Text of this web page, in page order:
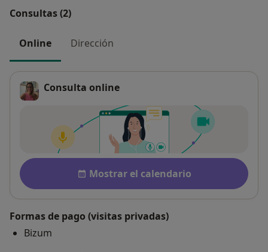
Consultas (2)
Online Dirección
Consulta online
Disponibilidad
Mostrar el calendario
Formas de pago (visitas privadas)
Bizum